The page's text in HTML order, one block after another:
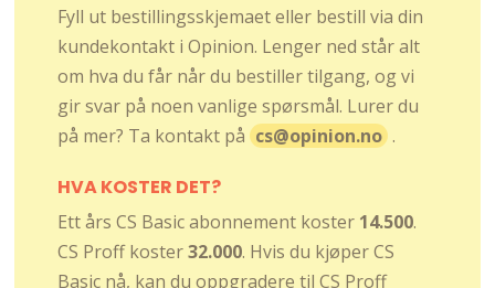
Fyll ut bestillingsskjemaet eller bestill via din
kundekontakt i Opinion. Lenger ned står alt
om hva du får når du bestiller tilgang, og vi
gir svar på noen vanlige spørsmål. Lurer du
på mer? Ta kontakt på cs@opinion.no .
HVA KOSTER DET?
Ett års CS Basic abonnement koster 14.500.
CS Proff koster32.000. Hvis du kjøper CS
Basic nå, kan du oppgradere til CS Proff